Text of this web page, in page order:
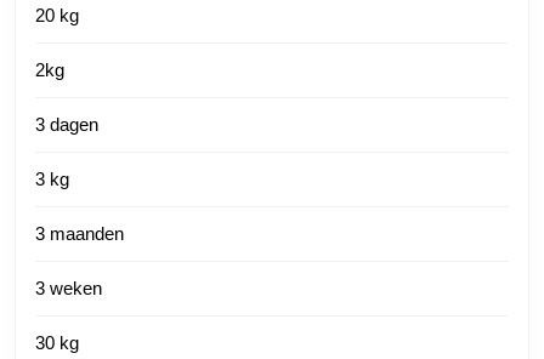
20 kg
2kg
3 dagen
3 kg
3 maanden
3 weken
30 kg